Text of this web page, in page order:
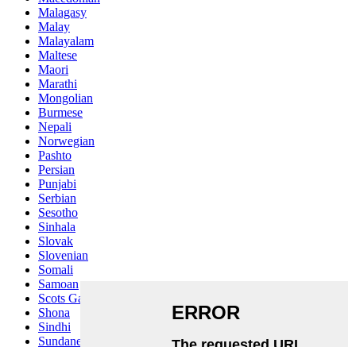
Malagasy
Malay
Malayalam
Maltese
Maori
Marathi
Mongolian
Burmese
Nepali
Norwegian
Pashto
Persian
Punjabi
Serbian
Sesotho
Sinhala
Slovak
Slovenian
Somali
Samoan
Scots Gaelic
Shona
Sindhi
Sundanese